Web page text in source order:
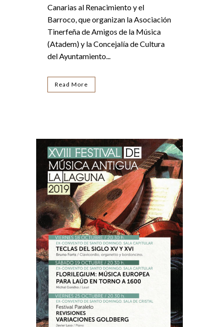
Canarias al Renacimiento y el
Barroco, que organizan la Asociación
Tinerfeña de Amigos de la Música
(Atadem) y la Concejalía de Cultura
del Ayuntamiento...
Read More